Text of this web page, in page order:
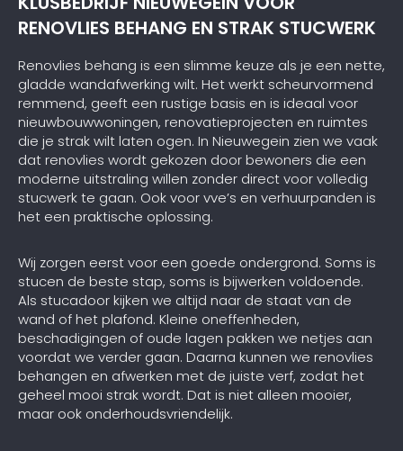
RENOVLIES BEHANG EN STRAK STUCWERK
Renovlies behang is een slimme keuze als je een nette,
gladde wandafwerking wilt. Het werkt scheurvormend
remmend, geeft een rustige basis en is ideaal voor
nieuwbouwwoningen, renovatieprojecten en ruimtes
die je strak wilt laten ogen. In Nieuwegein zien we vaak
dat renovlies wordt gekozen door bewoners die een
moderne uitstraling willen zonder direct voor volledig
stucwerk te gaan. Ook voor vve’s en verhuurpanden is
het een praktische oplossing.
Wij zorgen eerst voor een goede ondergrond. Soms is
stucen de beste stap, soms is bijwerken voldoende.
Als stucadoor kijken we altijd naar de staat van de
wand of het plafond. Kleine oneffenheden,
beschadigingen of oude lagen pakken we netjes aan
voordat we verder gaan. Daarna kunnen we renovlies
behangen en afwerken met de juiste verf, zodat het
geheel mooi strak wordt. Dat is niet alleen mooier,
maar ook onderhoudsvriendelijk.